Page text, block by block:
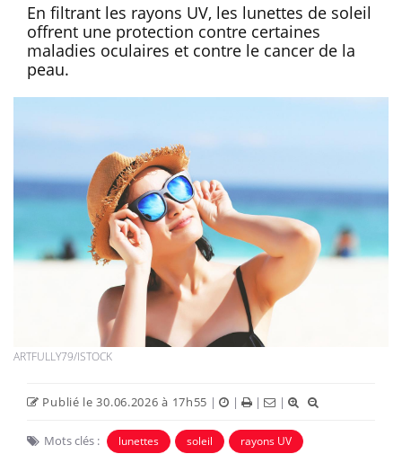
En filtrant les rayons UV, les lunettes de soleil
offrent une protection contre certaines
maladies oculaires et contre le cancer de la
peau.
ARTFULLY79/ISTOCK
Publié le 30.06.2026 à 17h55 | | | |
Mots clés : lunettes soleil rayons UV